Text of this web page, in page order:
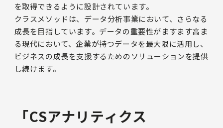
を取得できるように設計されています。
クラスメソッドは、データ分析事業において、さらなる
成長を目指しています。データの重要性がますます高ま
る現代において、企業が持つデータを最大限に活用し、
ビジネスの成長を支援するためのソリューションを提供
し続けます。
「CSアナリティクス